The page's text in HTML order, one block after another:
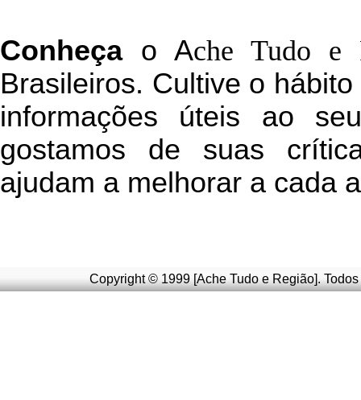
Conheçao Ache Tudo e
Brasileiros. Cultive o
informações úteis ao
gostamos de suas
ajudam a melhorar a cada
Copyright © 1999 [Ache Tudo e Região].